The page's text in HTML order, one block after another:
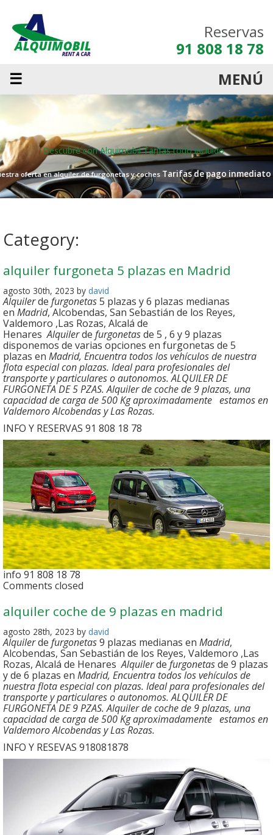
Reservas
91 808 18 78
☰
MENÚ
Descubre con AlquimobilTarifas todo incluido
oferta en alquiler de furgonetas y coches Tarifas de pago inmediato
Category:
alquiler furgoneta 5 plazas en Madrid
agosto 30th, 2023 by david
Alquilerde furgonetas5 plazas y 6 plazas medianas
en Madrid, Alcobendas, San Sebastián de los Reyes,
Valdemoro ,Las Rozas, Alcalá de
HenaresAlquilerde furgonetasde 5 , 6 y 9 plazas
disponemos de varias opciones en furgonetas de 5
plazas en Madrid, Encuentra todos los vehículos de nuestra
flota especial con plazas. Ideal para profesionales del
transporte y particulares o autonomos. ALQUILER DE
FURGONETA DE 5 PZAS. Alquiler de coche de 9 plazas, una
capacidad de carga de 500 Kg aproximadamente estamos en
Valdemoro Alcobendas y Las Rozas.
INFO Y RESERVAS 91 808 18 78
info 91 808 18 78
Comments closed
alquiler coche de 9 plazas en madrid
agosto 28th, 2023 by david
Alquilerde furgonetas9 plazas medianas en Madrid,
Alcobendas, San Sebastián de los Reyes, Valdemoro ,Las
Rozas, Alcalá de HenaresAlquilerde furgonetasde 9 plazas
y de 6 plazas en Madrid, Encuentra todos los vehículos de
nuestra flota especial con plazas. Ideal para profesionales del
transporte y particulares o autonomos. ALQUILER DE
FURGONETA DE 9 PZAS. Alquiler de coche de 9 plazas, una
capacidad de carga de 500 Kg aproximadamente estamos en
Valdemoro Alcobendas y Las Rozas.
INFO Y RESEVAS 918081878